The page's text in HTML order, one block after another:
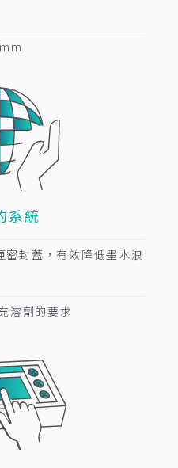
系統
封蓋，有效降低墨水浪
溶劑的要求